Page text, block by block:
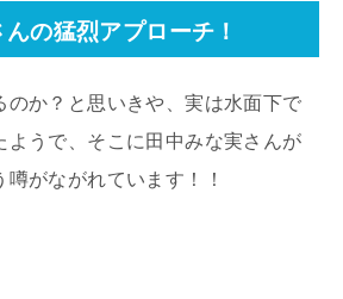
んの猛烈アプローチ！
のか？と思いきや、実は水面下で
ようで、そこに田中みな実さんが
がながれています！！